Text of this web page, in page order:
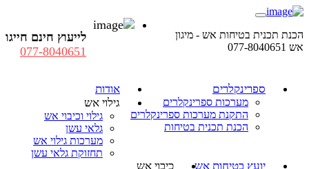
לייעוץ חינם חייגו
077-8040651
ספרינקלרים
מערכות ספרינקלרים
התקנת מערכות ספרינקלרים
הכנת תכנית בטיחות
אודות
גילוי אש
גילוי וכיבוי אש
גלאי עשן
מערכות גילוי אש
תחזוקת גלאי עשן
יועץ בטיחות אש כיבוי אש
הכנת תכנית בטיחות אש - מיגון
אש 077-8040651